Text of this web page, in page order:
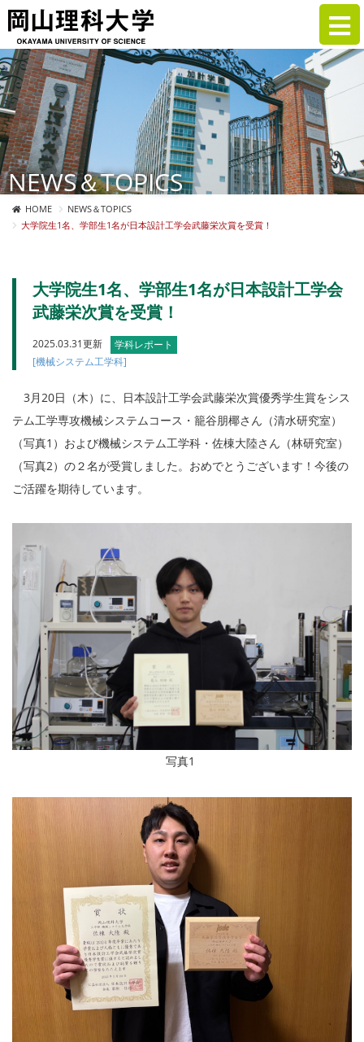
NEWS＆TOPICS
HOME
NEWS＆TOPICS
大学院生1名、学部生1名が日本設計工学会武藤栄次賞を受賞！
大学院生1名、学部生1名が日本設計工学会
武藤栄次賞を受賞！
2025.03.31更新
学科レポート
[機械システム工学科]
3月20日（木）に、日本設計工学会武藤栄次賞優秀学生賞をシス
テム工学専攻機械システムコース・籠谷朋椰さん（清水研究室）
（写真1）および機械システム工学科・佐棟大陸さん（林研究室）
（写真2）の２名が受賞しました。おめでとうございます！今後の
ご活躍を期待しています。
写真1